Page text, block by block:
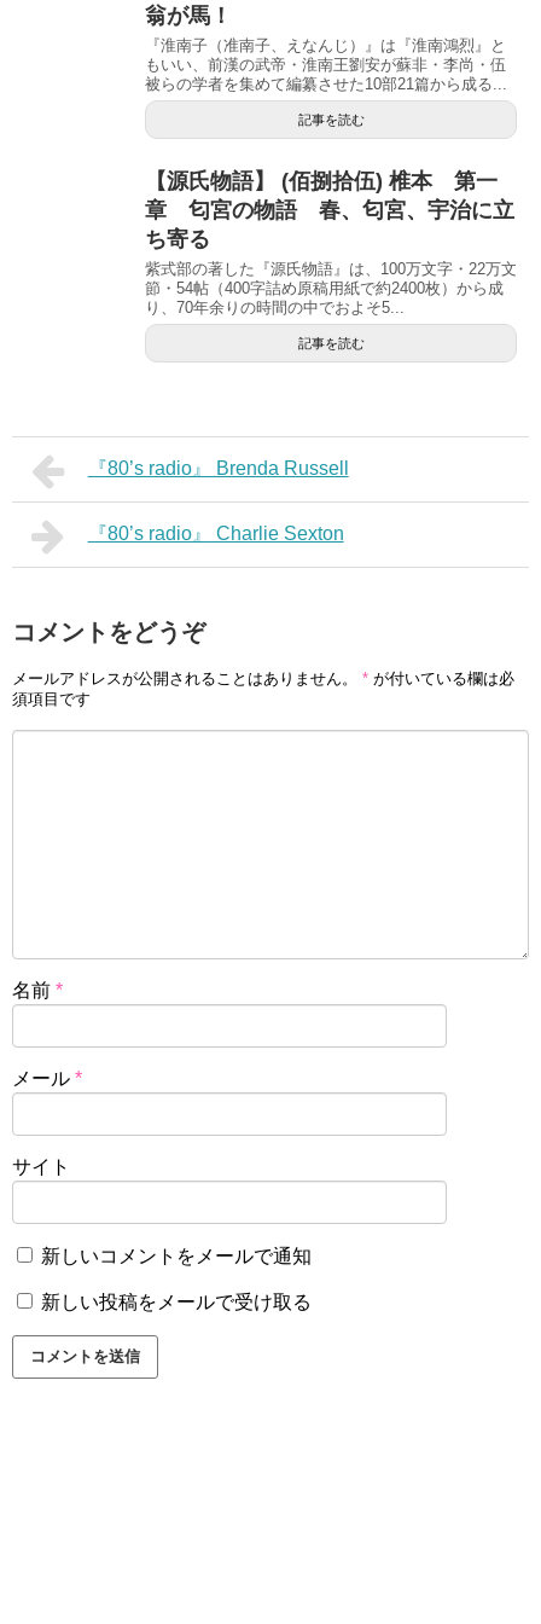
翁が馬！
『淮南子（准南子、えなんじ）』は『淮南鴻烈』と
もいい、前漢の武帝・淮南王劉安が蘇非・李尚・伍
被らの学者を集めて編纂させた10部21篇から成る...
記事を読む
【源氏物語】 (佰捌拾伍) 椎本 第一
章 匂宮の物語 春、匂宮、宇治に立
ち寄る
紫式部の著した『源氏物語』は、100万文字・22万文
節・54帖（400字詰め原稿用紙で約2400枚）から成
り、70年余りの時間の中でおよそ5...
記事を読む
『80’s radio』 Brenda Russell
『80’s radio』 Charlie Sexton
コメントをどうぞ
メールアドレスが公開されることはありません。 * が付いている欄は必
須項目です
名前 *
メール *
サイト
新しいコメントをメールで通知
新しい投稿をメールで受け取る